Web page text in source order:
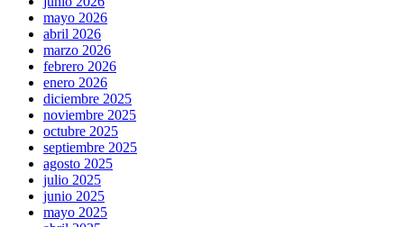
mayo 2026
abril 2026
marzo 2026
febrero 2026
enero 2026
diciembre 2025
noviembre 2025
octubre 2025
septiembre 2025
agosto 2025
julio 2025
junio 2025
mayo 2025